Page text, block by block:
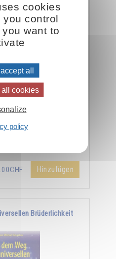
Lebens
Kraft erzeugt, aber in
Hinzufügen
Brüderlichkeit
cookies
you control
want to
all
all cookies
policy